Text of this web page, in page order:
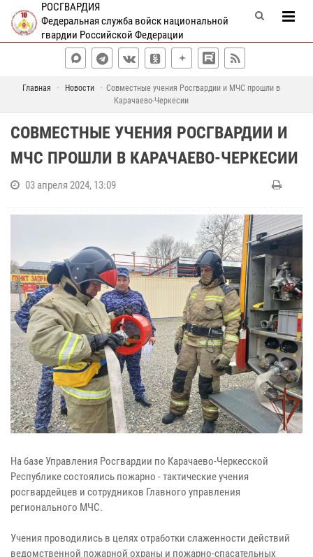
РОСГВАРДИЯ
Федеральная служба войск национальной
гвардии Российской Федерации
Главная Новости
Совместные учения Росгвардии и МЧС прошли в
Карачаево-Черкесии
СОВМЕСТНЫЕ УЧЕНИЯ РОСГВАРДИИ И
МЧС ПРОШЛИ В КАРАЧАЕВО-ЧЕРКЕСИИ
03 апреля 2024, 13:09
На базе Управления Росгвардии по Карачаево-Черкесской
Республике состоялись пожарно - тактические учения
росгвардейцев и сотрудников Главного управления
регионального МЧС.
Учения проводились в целях отработки слаженности действий
ведомственной пожарной охраны и пожарно-спасательных